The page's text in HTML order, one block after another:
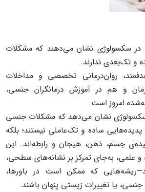
سکسولوژی نشان می‌دهند که مشکلات
و تک‌بعدی ندارند.
روان‌درمانی تخصصی و مداخلات
و هم در آموزش درمانگران جنسی،
امروز است.
نشان می‌دهد که مشکلات جنسی
ساده و تک‌عاملی نیستند؛ بلکه
جسم، ذهن، هیجان و رابطه‌اند. این
و علمی، به‌جای تمرکز بر نشانه‌های سطحی،
که ممکن است در باورها،
یا تغییرات زیستی پنهان باشند.